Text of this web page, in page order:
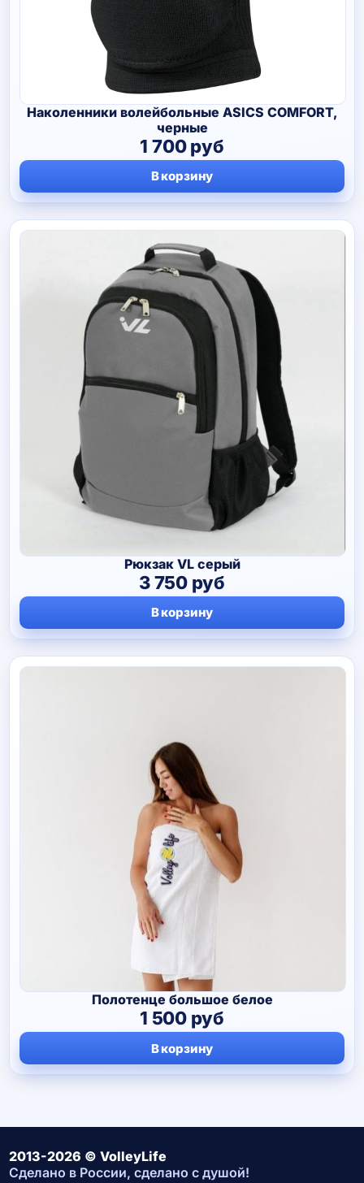
Наколенники волейбольные ASICS COMFORT,
черные
1 700руб
В корзину
Рюкзак VL серый
3 750 руб
В корзину
Полотенце большое белое
1 500 руб
В корзину
2013-2026 © VolleyLife
Сделано в России, сделано с душой!